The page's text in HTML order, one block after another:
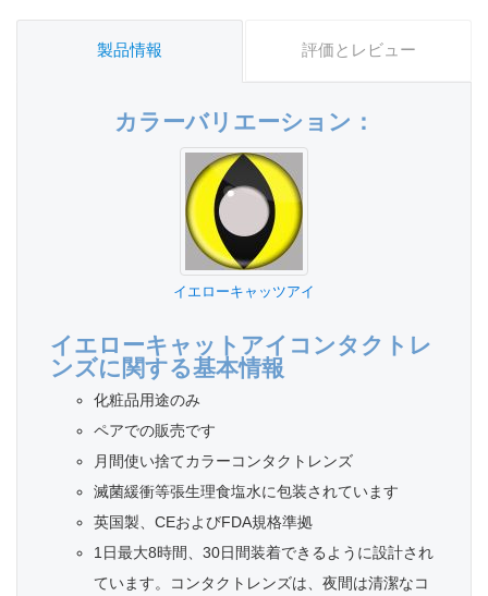
製品情報 評価とレビュー
カラーバリエーション：
イエローキャッツアイ
イエローキャットアイコンタクトレ
ンズに関する基本情報
化粧品用途のみ
ペアでの販売です
月間使い捨てカラーコンタクトレンズ
滅菌緩衝等張生理食塩水に包装されています
英国製、CEおよびFDA規格準拠
1日最大8時間、30日間装着できるように設計され
ています。コンタクトレンズは、夜間は清潔なコ